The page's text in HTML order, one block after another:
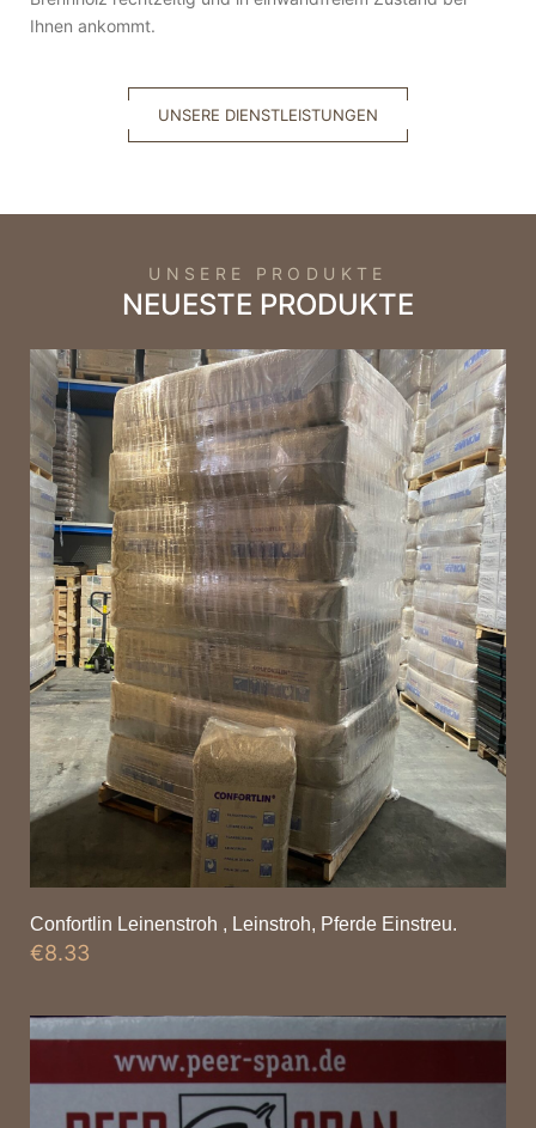
Ihnen ankommt.
UNSERE DIENSTLEISTUNGEN
UNSERE PRODUKTE
NEUESTE PRODUKTE
Confortlin Leinenstroh , Leinstroh, Pferde Einstreu.
€8.33